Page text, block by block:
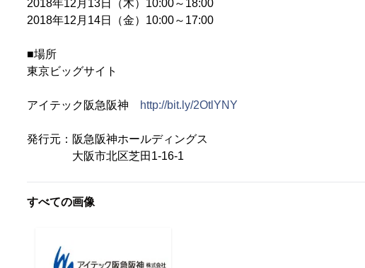
2018年12月13日（木）10:00～18:00
2018年12月14日（金）10:00～17:00
■場所
東京ビッグサイト
アイテック阪急阪神 http://bit.ly/2OtlYNY
発行元：阪急阪神ホールディングス
大阪市北区芝田1-16-1
すべての画像